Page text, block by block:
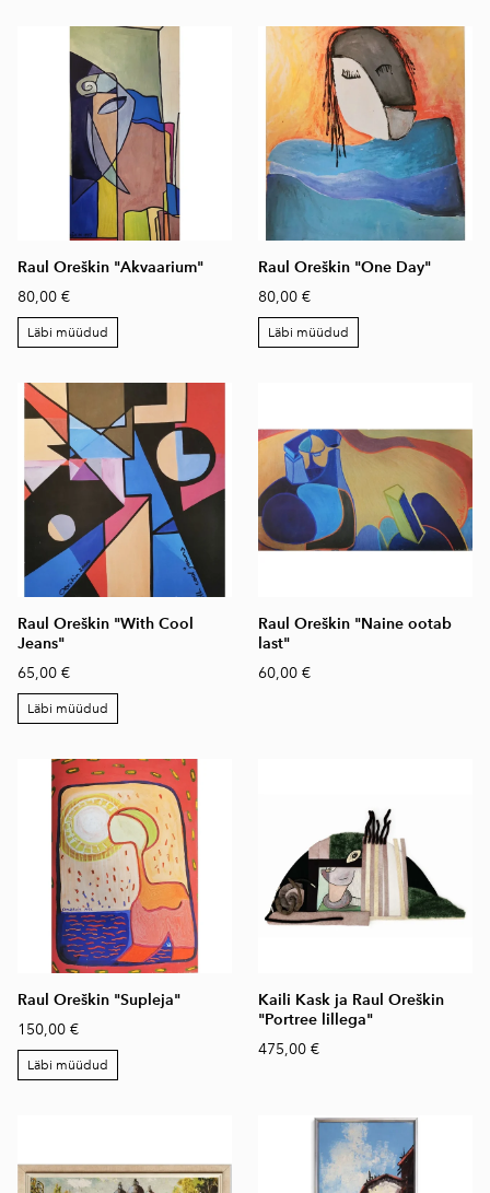
Raul Oreškin "Akvaarium"
80,00 €
Läbi müüdud
Raul Oreškin "One Day"
80,00 €
Läbi müüdud
Raul Oreškin "With Cool
Jeans"
65,00 €
Läbi müüdud
Raul Oreškin "Naine ootab
last"
60,00 €
Raul Oreškin "Supleja"
150,00 €
Läbi müüdud
Kaili Kask ja Raul Oreškin
"Portree lillega"
475,00 €